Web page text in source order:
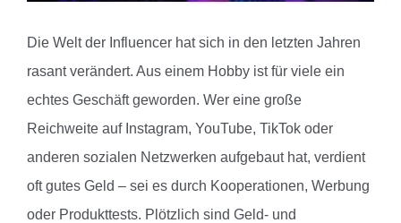
Die Welt der Influencer hat sich in den letzten Jahren
rasant verändert. Aus einem Hobby ist für viele ein
echtes Geschäft geworden. Wer eine große
Reichweite auf Instagram, YouTube, TikTok oder
anderen sozialen Netzwerken aufgebaut hat, verdient
oft gutes Geld – sei es durch Kooperationen, Werbung
oder Produkttests. Plötzlich sind Geld- und